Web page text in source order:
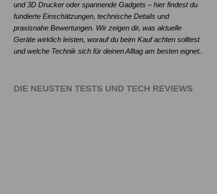
und 3D Drucker oder spannende Gadgets – hier findest du
fundierte Einschätzungen, technische Details und
praxisnahe Bewertungen. Wir zeigen dir, was aktuelle
Geräte wirklich leisten, worauf du beim Kauf achten solltest
und welche Technik sich für deinen Alltag am besten eignet..
DIE NEUSTEN TESTS UND TECH REVIEWS